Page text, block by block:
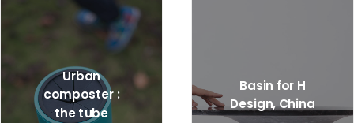
Urban
composter :
the tube
Basin for H
Design, China